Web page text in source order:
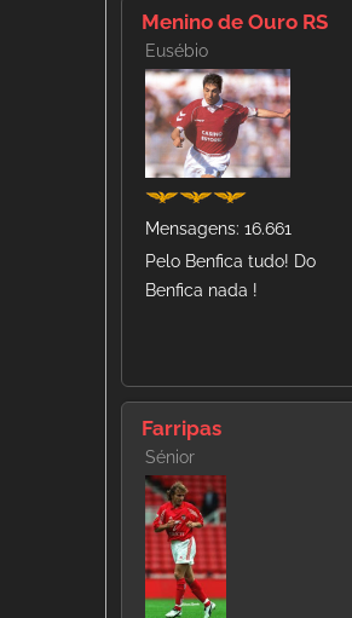
Menino de Ouro RS
Eusébio
Mensagens: 16.661
Pelo Benfica tudo! Do
Benfica nada !
Farripas
Sénior